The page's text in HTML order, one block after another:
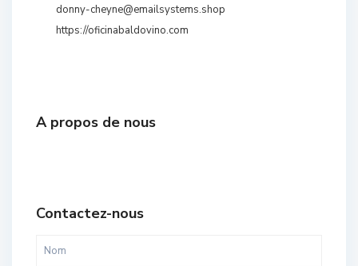
donny-cheyne@emailsystems.shop
https://oficinabaldovino.com
A propos de nous
Contactez-nous